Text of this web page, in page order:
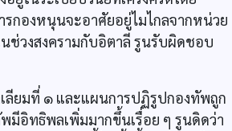
รกองหนุนจะอาศัยอยู่ไมไกลจากหน่วย
ช่วงสงครามกับอิตาลี รูนรับผิดชอบ
ลียมที่ ๑ และแผนการปฏิรูปกองทัพถูก
มีอิทธิพลเพิ่มมากขึ้นเรื่อย ๆ รูนดิดว่า